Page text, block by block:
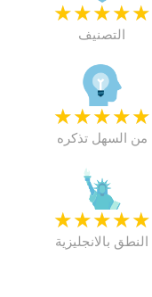
★
★
★
★
★
التصنيف
★
★
★
★
★
من السهل تذكره
★
★
★
★
★
النطق بالانجليزية